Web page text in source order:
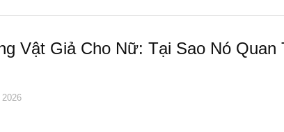
Vật Giả Cho Nữ: Tại Sao Nó Quan